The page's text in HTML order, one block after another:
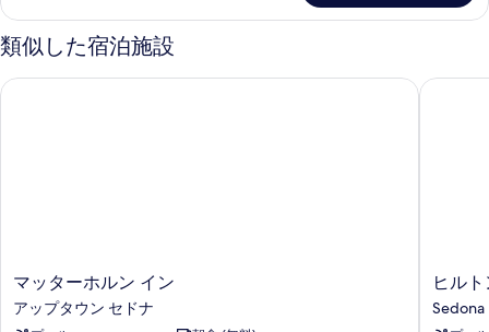
示
す
(Trailhead)
の
す
表
示
ビ
ュ
ー
の
の
写
を
Queen
Bed
の
細
類似した宿泊施設
マ
ッ
タ
マッターホルン イン
アップタウン セドナ
マッターホルン イン
ヒ
ル
ト
ヒル
Sedona
ヒルト